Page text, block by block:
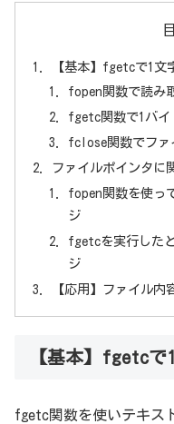
【基本】fgetcで1文
fopen関数で読み
fgetc関数で1バイ
fclose関数でファ
ファイルポインタに
fopen関数を使っ
ジ
fgetcを実行した
ジ
【応用】ファイル
【基本】fgetcで
fgetc関数を使いテキス